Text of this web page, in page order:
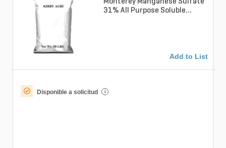
31% All Purpose Soluble
Add to List
Disponible a solicitud i